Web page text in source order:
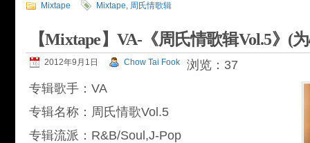
Mixtape Mixtape, 周氏情歌辑
【Mixtape】VA-《周氏情歌辑Vol.5》(
2012年9月1日 Chow Tai Fook
浏览：37
专辑歌手：VA
专辑名称：周氏情歌Vol.5
专辑流派：R&B/Soul,J-Pop